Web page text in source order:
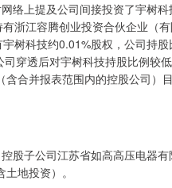
络上提及公司间接投资了宇树科
浙江容腾创业投资合伙企业（有
树科技约0.01%股权，公司持
穿透后对宇树科技持股比例较
合并报表范围内的控股公司）
子公司江苏省如高高压电器有
地投资）。